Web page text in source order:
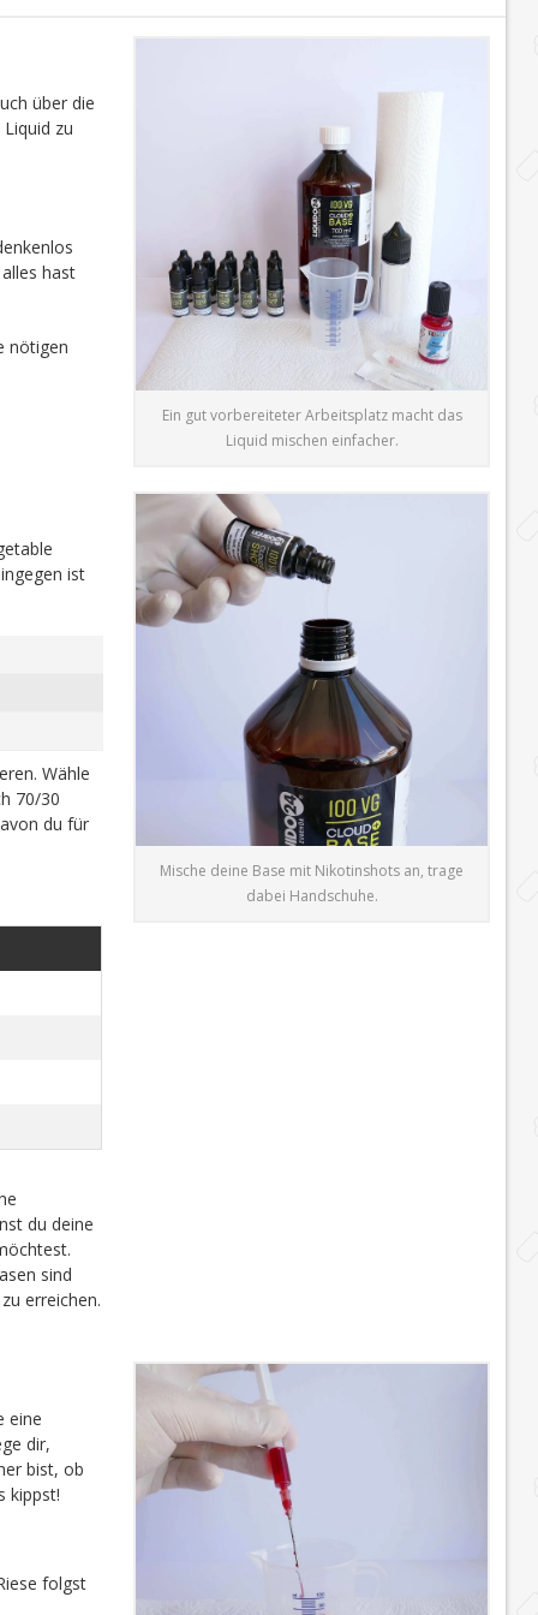
über die
zu
hast
nötigen
Ein gut vorbereiteter Arbeitsplatz macht das
Liquid mischen einfacher.
ist
Wähle
70/30
du für
du deine
sind
erreichen.
Mische deine Base mit Nikotinshots an, trage
dabei Handschuhe.
eine
dir,
bist, ob
kippst!
folgst